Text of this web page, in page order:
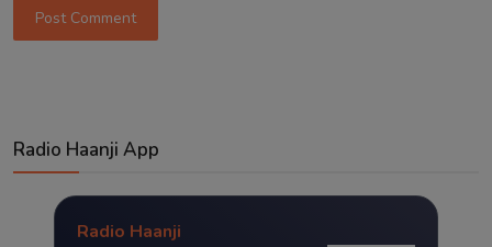
Post Comment
Radio Haanji App
Radio Haanji